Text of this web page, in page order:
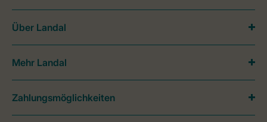
Über Landal
Mehr Landal
Zahlungsmöglichkeiten